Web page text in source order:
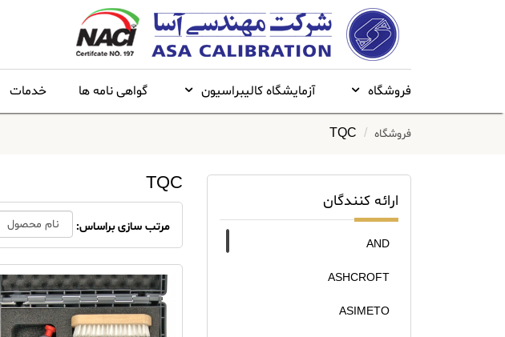
فروشگاه آزمایشگاه کالیبراسیون گواهی نامه ها خدمات
فروشگاه TQC
ارائه کنندگان
AND
ASHCROFT
ASIMETO
TQC
مرتب سازی براساس: